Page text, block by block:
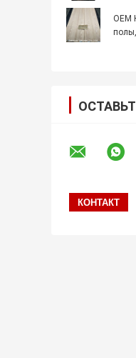
OEM